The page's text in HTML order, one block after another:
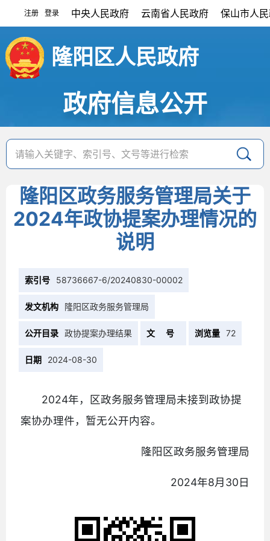
注册 登录 中央人民政府 云南省人民政府 保山市人
隆阳区人民政府
政府信息公开
隆阳区政务服务管理局关于
2024年政协提案办理情况的
说明
索引号 58736667-6/20240830-00002
发文机构 隆阳区政务服务管理局
公开目录 政协提案办理结果 文 号 浏览量 72
日期 2024-08-30
2024年，区政务服务管理局未接到政协提
案协办理件，暂无公开内容。
隆阳区政务服务管理局
2024年8月30日